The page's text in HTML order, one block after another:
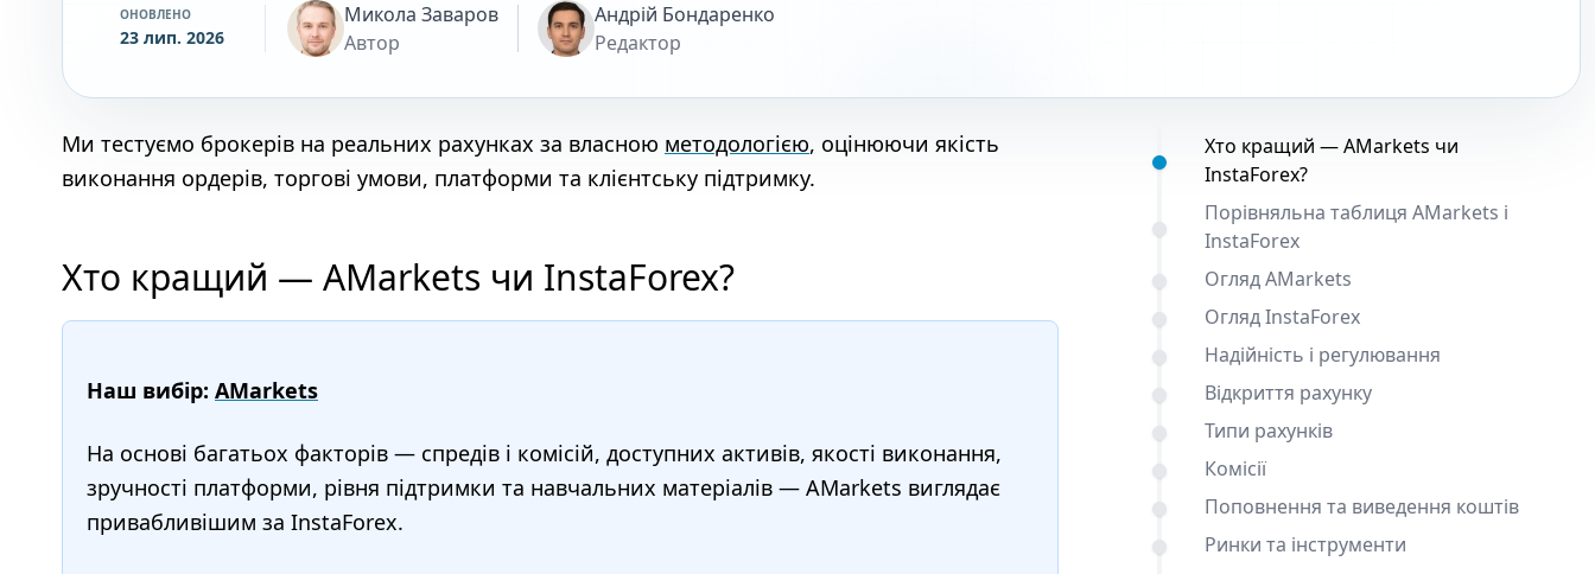
ОНОВЛЕНО
23 лип. 2026
Микола Заваров
Автор
Андрій Бондаренко
Редактор
Хто кращий — AMarkets чи
InstaForex?
Порівняльна таблиця AMarkets і
InstaForex
Огляд AMarkets
Огляд InstaForex
Надійність і регулювання
Відкриття рахунку
Типи рахунків
Комісії
Поповнення та виведення коштів
Ринки та інструменти
Ми тестуємо брокерів на реальних рахунках за власною методологією, оцінюючи якість
виконання ордерів, торгові умови, платформи та клієнтську підтримку.
Хто кращий — AMarkets чи InstaForex?
Наш вибір: AMarkets
На основі багатьох факторів — спредів і комісій, доступних активів, якості виконання,
зручності платформи, рівня підтримки та навчальних матеріалів — AMarkets виглядає
привабливішим за InstaForex.